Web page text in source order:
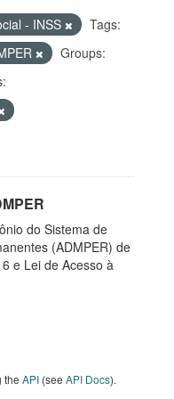
- INSS
Tags:
Groups:
do Sistema de
(ADMPER) de
e Lei de Acesso à
the API (see API Docs).